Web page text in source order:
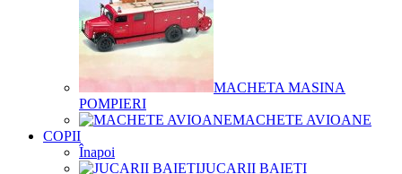
MACHETA MASINA
POMPIERI
MACHETE AVIOANE
COPII
Înapoi
JUCARII BAIETI